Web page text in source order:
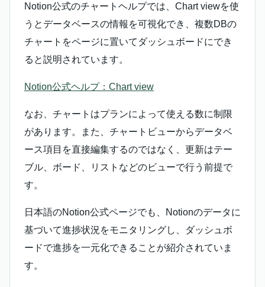
Notion公式のチャートヘルプでは、Chart viewを使
うとデータベースの情報を可視化でき、複数DBの
チャートをページに置いてダッシュボードにでき
ると説明されています。
Notion公式ヘルプ：Chart view
なお、チャートはプランによって使える数に制限
があります。また、チャートビューからデータベ
ース項目を直接編集するのではなく、更新はテー
ブル、ボード、リストなどのビューで行う前提で
す。
日本語のNotion公式ページでも、Notionのデータに
基づいて進捗状況をモニタリングし、ダッシュボ
ードで進捗を一元化できることが紹介されていま
す。